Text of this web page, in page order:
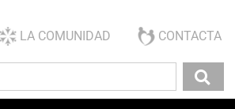
LA COMUNIDAD CONTACTA